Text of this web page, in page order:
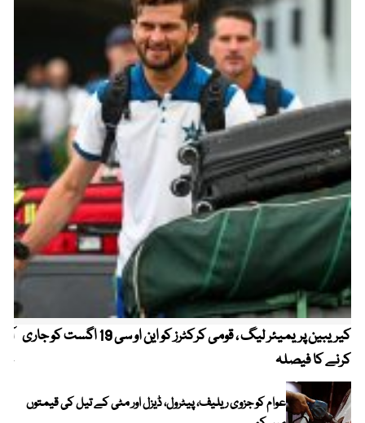
کیریبین پریمیئر لیگ ، قومی کرکٹرز کو این او سی 19 اگست کو جاری
کرنے کا فیصلہ
عوام کو جزوی ریلیف، پیٹرول، ڈیزل اور مٹی کے تیل کی قیمتوں